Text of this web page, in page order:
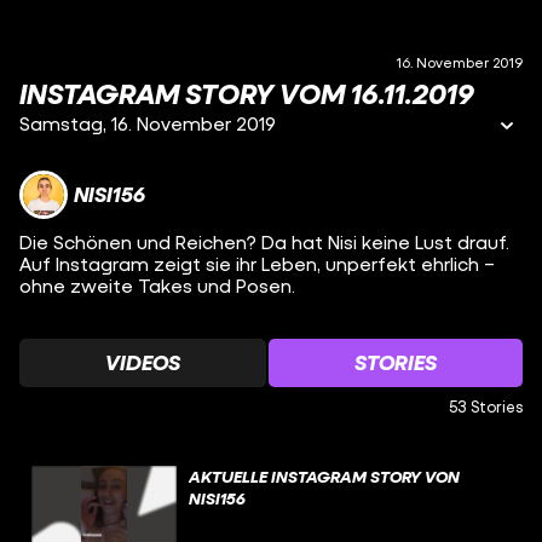
16. November 2019
INSTAGRAM STORY VOM 16.11.2019
Samstag, 16. November 2019
NISI156
Die Schönen und Reichen? Da hat Nisi keine Lust drauf.
Auf Instagram zeigt sie ihr Leben, unperfekt ehrlich –
ohne zweite Takes und Posen.
VIDEOS STORIES
53 Stories
AKTUELLE INSTAGRAM STORY VON
NISI156